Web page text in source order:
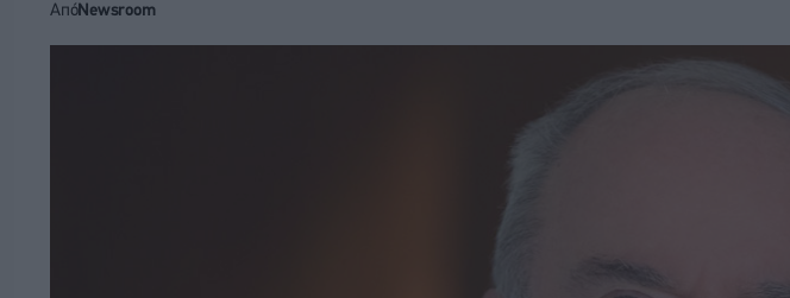
ΑπόNewsroom